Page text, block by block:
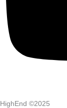
HighEnd ©2025